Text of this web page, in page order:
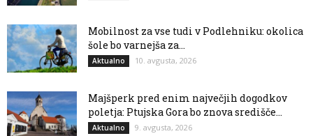
Mobilnost za vse tudi v Podlehniku: okolica
šole bo varnejša za...
Aktualno 10. avgusta, 2026
Majšperk pred enim največjih dogodkov
poletja: Ptujska Gora bo znova središče...
Aktualno 9. avgusta, 2026